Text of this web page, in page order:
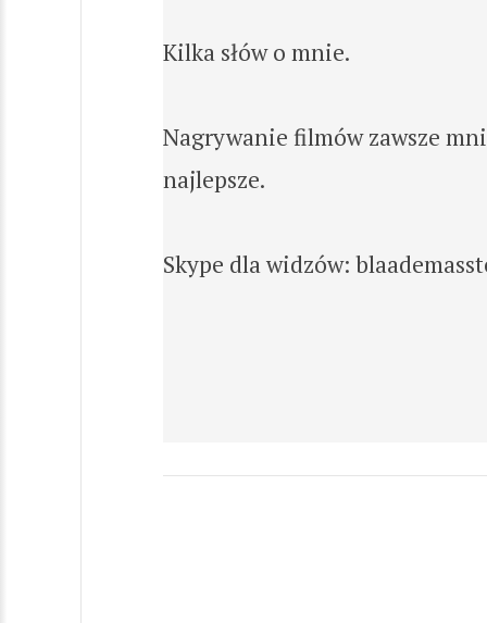
Kilka słów o mnie.
Nagrywanie filmów zawsze
najlepsze.
Skype dla widzów: